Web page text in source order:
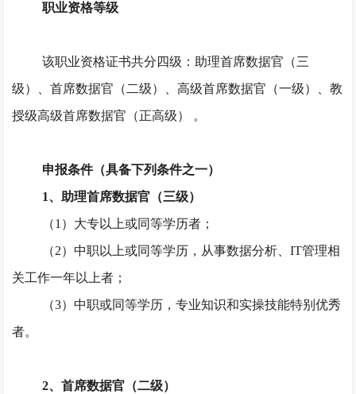
职业资格等级
该职业资格证书共分四级：助理首席数据官（三
级）、首席数据官（二级）、高级首席数据官（一级）、教
授级高级首席数据官（正高级）
。
申报条件（具备下列条件之一）
1、助理首席数据官（三级）
（1）大专以上或同等学历者；
（2）中职以上或同等学历，从事数据分析、IT管理相
关工作一年以上者；
（3）中职或同等学历，专业知识和实操技能特别优秀
者。
2、首席数据官（二级）